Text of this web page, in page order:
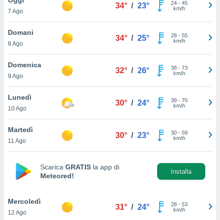
è
al sito
di
ci
di
il
un
la
nella
7 Ago
34° / 23° 24- 45
km/h
Domani
8 Ago
34° / 25° 28- 55
km/h
Domenica
9 Ago
32° / 26° 38- 73
km/h
Lunedì
10 Ago
30° / 24° 39- 70
km/h
Martedì
11 Ago
30° / 23° 30- 59
km/h
Scarica GRATIS la app di
Meteored!
Installa
Mercoledì
12 Ago
31° / 24° 28- 53
km/h